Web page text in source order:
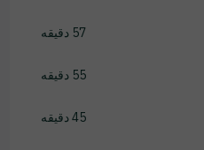
57 دقیقه
55 دقیقه
45 دقیقه